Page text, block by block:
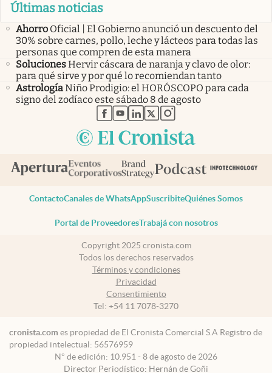
Últimas noticias
Ahorro Oficial | El Gobierno anunció un descuento del
30% sobre carnes, pollo, leche y lácteos para todas las
personas que compren de esta manera
SolucionesHervir cáscara de naranja y clavo de olor:
para qué sirve y por qué lo recomiendan tanto
AstrologíaNiño Prodigio: el HORÓSCOPO para cada
signo del zodíaco este sábado 8 de agosto
abre en nueva pestaña
abre en nueva pestaña
abre en nueva pestaña
abre en nueva pestaña
abre en nueva pestaña
ContactoCanales de WhatsAppSuscribiteQuiénes Somos
Portal de ProveedoresTrabajá con nosotros
Copyright 2025 cronista.com
Todos los derechos reservados
Términos y condiciones
Privacidad
Consentimiento
Tel: +54 11 7078-3270
cronista.com es propiedad de El Cronista Comercial S.A Registro de
propiedad intelectual: 56576959
N° de edición: 10.951 - 8 de agosto de 2026
Director Periodístico: Hernán de Goñi